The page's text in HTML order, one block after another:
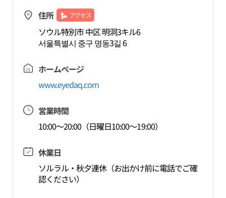
住所 アクセス
ソウル特別市 中区 明洞3キル6
서울특별시 중구 명동3길 6
ホームページ
www.eyedaq.com
営業時間
10:00～20:00（日曜日10:00～19:00）
休業日
ソルラル・秋夕連休（お出かけ前に電話でご確
認ください）